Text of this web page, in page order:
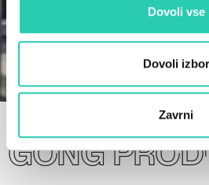
Dovoli vse
Dovoli izbor
Zavrni
GONG